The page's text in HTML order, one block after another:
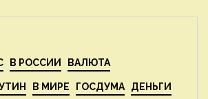
В РОССИИ ВАЛЮТА
В МИРЕ ГОСДУМА ДЕНЬГИ